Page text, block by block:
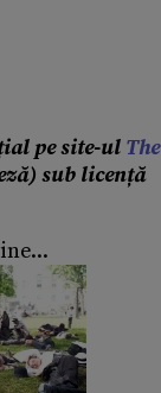
pe site-ul The
sub licență